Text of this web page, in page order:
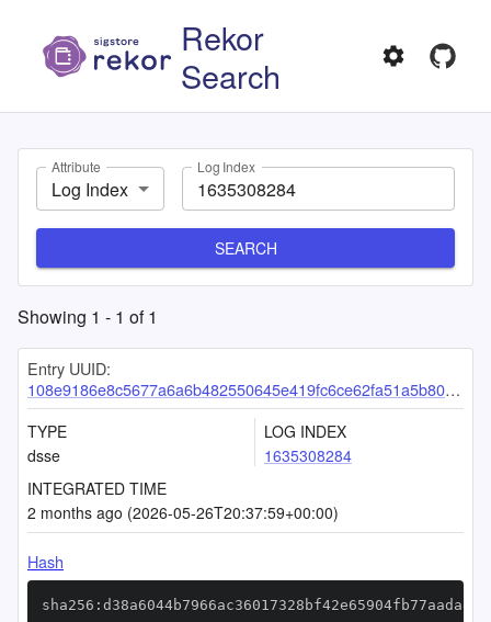
Rekor
Search
Attribute
Log Index
Log Index
SEARCH
Showing 1 - 1 of1
Entry UUID:
108e9186e8c5677a6a6b482550645e419fc6ce62fa51a5b80e21b22d140c25545a7bdf1ac5df8df4
TYPE
dsse
LOG INDEX
1635308284
INTEGRATED TIME
2 months ago (2026-05-26T20:37:59+00:00)
Hash